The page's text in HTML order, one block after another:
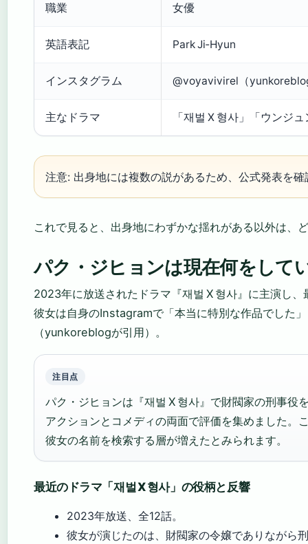
職業 女優
英語表記 Park Ji‑Hyun
インスタグラム @voyavivirel（
主なドラマ 「재벌 X 형사」「ウンジ
注意: 出身地には複数の説があるため、公式発表を
これで見ると、出身地にわずかな揺れがある以外は、
パク・ジヒョンは現在何をして
2023年に放送されたドラマ『재벌 X 형사』に主演し
彼女は自身のInstagramで「本当に特別な作品でした
（yunkoreblogが引用）。
注目点
パク・ジヒョンは『재벌 X 형사』で財閥家の刑事役
アクションとコメディの両面で評価を集めました。
彼女の名前を検索する層が増えたとみられます。
最近のドラマ「재벌 X 형사」の役柄と反響
2023年放送、全12話。
彼女が演じたのは、財閥家の令嬢でありながら